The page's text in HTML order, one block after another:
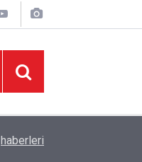
NARLI'YA HİZMET
haberleri